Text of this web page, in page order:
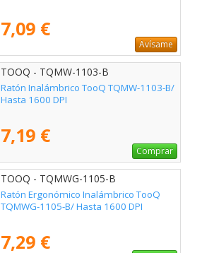
7,09 €
Avísame
TOOQ - TQMW-1103-B
Ratón Inalámbrico TooQ TQMW-1103-B/
Hasta 1600 DPI
7,19 €
Comprar
TOOQ - TQMWG-1105-B
Ratón Ergonómico Inalámbrico TooQ
TQMWG-1105-B/ Hasta 1600 DPI
7,29 €